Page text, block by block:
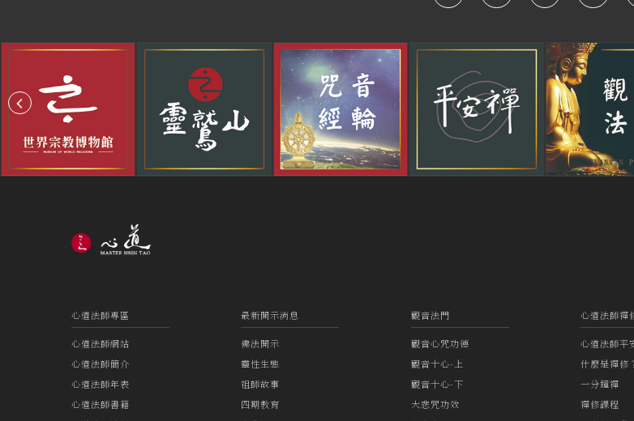
心道法師專區
心道法師網站
心道法師簡介
心道法師年表
心道法師書籍
最新開示消息
佛法開示
靈性生態
祖師故事
四期教育
觀音法門
觀音心咒功德
觀音十心-上
觀音十心-下
大悲咒功效
心道法師禪
心道法師平
什麼是禪修
一分鐘禪
禪修課程